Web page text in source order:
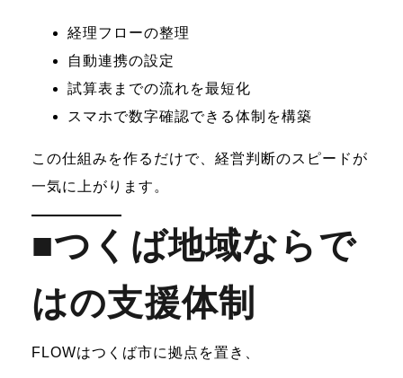
経理フローの整理
自動連携の設定
試算表までの流れを最短化
スマホで数字確認できる体制を構築
この仕組みを作るだけで、経営判断のスピードが
一気に上がります。
■つくば地域ならで
はの支援体制
FLOWはつくば市に拠点を置き、